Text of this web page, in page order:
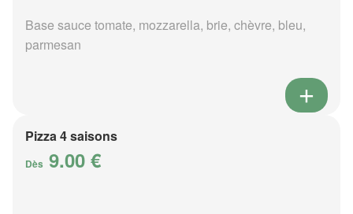
Base sauce tomate, mozzarella, brie, chèvre, bleu,
parmesan
Pizza 4 saisons
Dès 9.00 €